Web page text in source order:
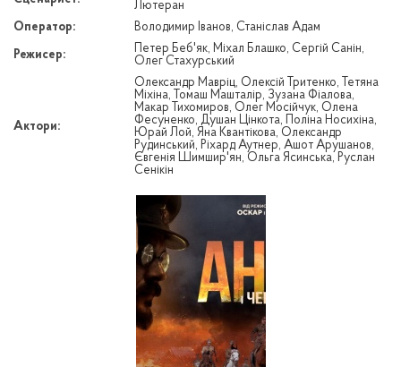
Лютеран
Оператор:
Володимир Іванов, Станіслав Адам
Режисер:
Петер Беб'як, Міхал Блашко, Сергій Санін,
Олег Стахурський
Актори:
Олександр Мавріц, Олексій Тритенко, Тетяна
Міхіна, Томаш Машталір, Зузана Фіалова,
Макар Тихомиров, Олег Мосійчук, Олена
Фесуненко, Душан Цінкота, Поліна Носихіна,
Юрай Лой, Яна Квантікова, Олександр
Рудинський, Ріхард Аутнер, Ашот Арушанов,
Євгенія Шимшир'ян, Ольга Ясинська, Руслан
Сенікін